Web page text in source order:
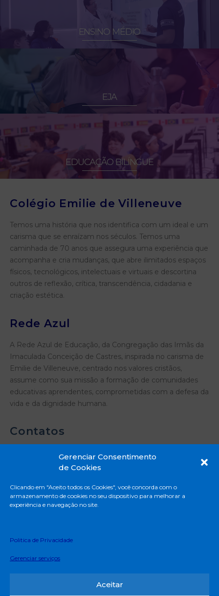
Gerenciar Consentimento
de Cookies
Clicando em "Aceito todos os Cookies", você concorda com o
armazenamento de cookies no seu dispositivo para melhorar a
experiência e navegação no site.
Politica de Privacidade
Gerenciar serviços
Aceitar
ENSINO MÉDIO
EJA
EDUCAÇÃO BILÍNGUE
Colégio Emilie de Villeneuve
Temos uma história que nos identifica com um ideal e um
carisma que se enraízam nos séculos. Temos uma
caminhada de 70 anos que assegura uma experiência que
acompanha e cria mudanças, que abre ilimitados espaços
físicos, tecnológicos, intelectuais e virtuais e descortina
outros de reflexão, crítica, transcendência, cidadania e
criação estética.
Rede Azul
A Rede Azul de Educação, da Congregação das Irmãs da
Imaculada Conceição de Castres, inspirada no carisma de
Emilie de Villeneuve, centrado nos valores cristãos,
assume como sua missão a formação de comunidades
educativas aprendentes, comprometidas com a defesa da
vida e da dignidade humana.
Contatos
Mascote - São Paulo - SP
11 5671-8888
Termos e Condições de uso
Edital do Programa de Bolsa de Estudo (EJA)
Canal de Denúncia